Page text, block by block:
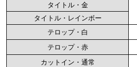
タイトル・金
タイトル・レインボー
テロップ・白
テロップ・赤
カットイン・通常